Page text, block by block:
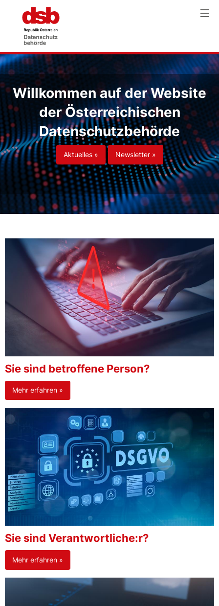
Willkommen auf der Website
der Österreichischen
Datenschutzbehörde
Aktuelles » Newsletter »
Sie sind betroffene Person?
Mehr erfahren »
Sie sind Verantwortliche:r?
Mehr erfahren »